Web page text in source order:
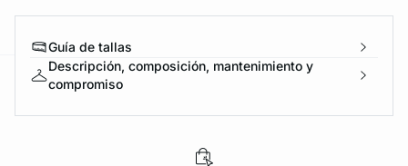
Guía de tallas
Descripción, composición, mantenimiento y
compromiso